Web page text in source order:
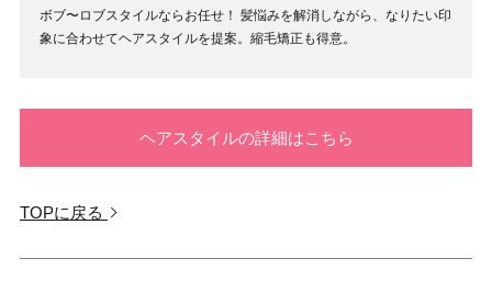
ボブ〜ロブスタイルならお任せ！ 髪悩みを解消しながら、なりたい印
象に合わせてヘアスタイルを提案。縮毛矯正も得意。
ヘアスタイルの詳細はこちら
TOPに戻る